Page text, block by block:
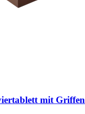
mit Griffen